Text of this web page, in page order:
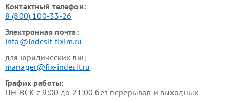
Контактный телефон:
8 (800) 100-33-26
Электронная почта:
info@indesit-fixim.ru
для юридических лиц
manager@fix-indesit.ru
График работы:
ПН-ВСК с 9:00 до 21:00 без перерывов и выходных